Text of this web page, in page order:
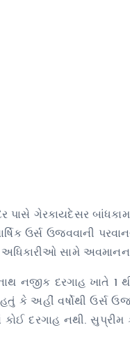
પાસે ગેરકાયદેસર
વાર્ષિક ઉર્સ ઉજવવાની
સામે
નજીક દરગાહ ખાતે 1
હતું કે અહીં વર્ષોથી ઉર્સ
કોઈ દરગાહ નથી.